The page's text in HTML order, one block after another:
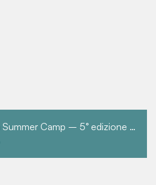
SOLD OUT – Buddha Summer Camp – 5° edizione – TUTTO IL PERIODO